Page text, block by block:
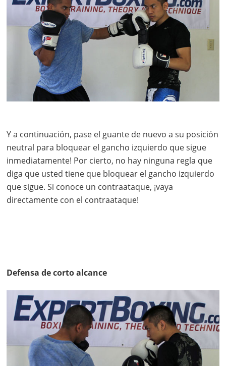
Y a continuación, pase el guante de nuevo a su posición
neutral para bloquear el gancho izquierdo que sigue
inmediatamente! Por cierto, no hay ninguna regla que
diga que usted tiene que bloquear el gancho izquierdo
que sigue. Si conoce un contraataque, ¡vaya
directamente con el contraataque!
Defensa de corto alcance